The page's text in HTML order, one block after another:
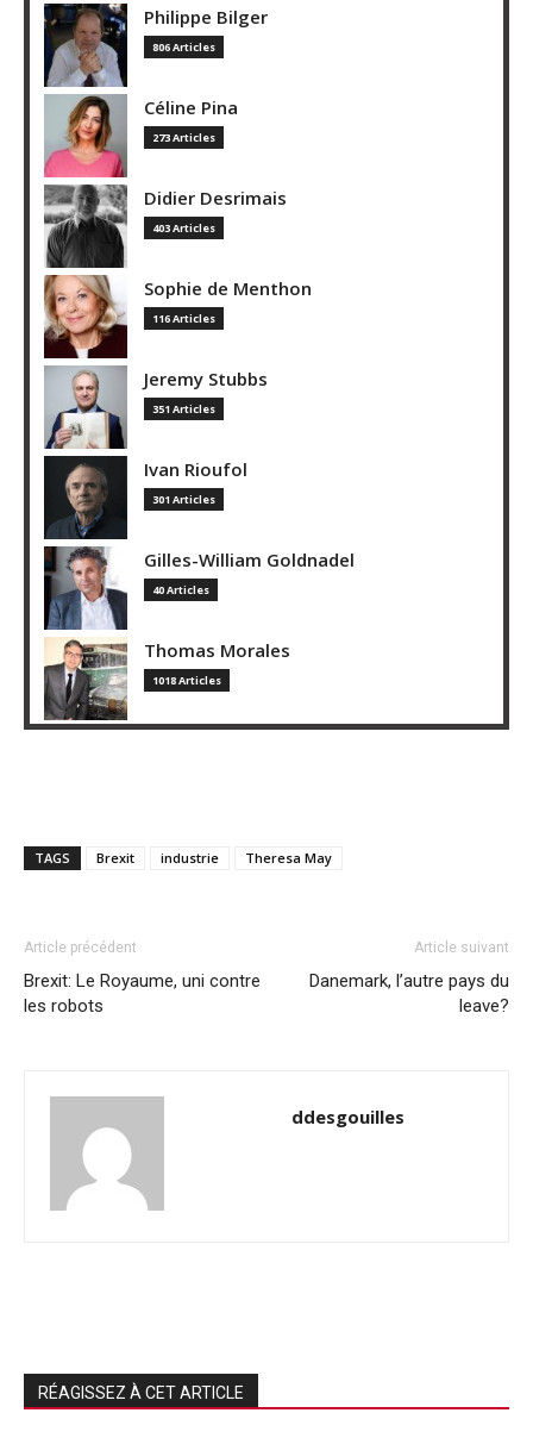
Philippe Bilger
806 Articles
Céline Pina
273 Articles
Didier Desrimais
403 Articles
Sophie de Menthon
116 Articles
Jeremy Stubbs
351 Articles
Ivan Rioufol
301 Articles
Gilles-William Goldnadel
40 Articles
Thomas Morales
1018 Articles
TAGS Brexit industrie Theresa May
Article précédent
Brexit: Le Royaume, uni contre
les robots
Article suivant
Danemark, l’autre pays du
leave?
ddesgouilles
RÉAGISSEZ À CET ARTICLE